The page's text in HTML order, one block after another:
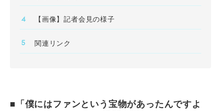
【画像】記者会見の様子
関連リンク
■「僕にはファンという宝物があったんですよ